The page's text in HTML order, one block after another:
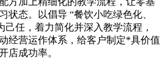
状态。以倡导 “餐饮小吃绿色化、
己任，着力简化并深入教学流程，
经营运作体系，给客户制定*具价值
店成功率。